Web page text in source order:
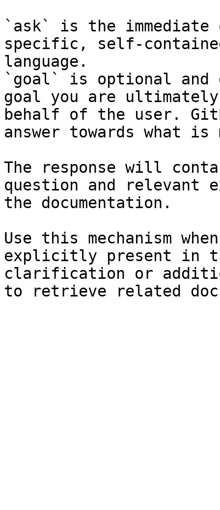
`ask` is the
specific, self-
language.
`goal` is optional and
goal you are
behalf of the user.
answer towards what
The response will
question and relevant
the documentation.
Use this mechanism
explicitly present in
clarification or